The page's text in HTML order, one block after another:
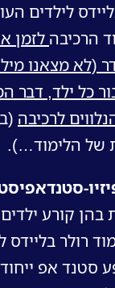
לילדים
הרכיבה לזמן
(לא מצאנו
כל ילד, דבר
לרכיבה
של הלימוד…).
בהן קורע
רולר בליידס
סטנד אפ